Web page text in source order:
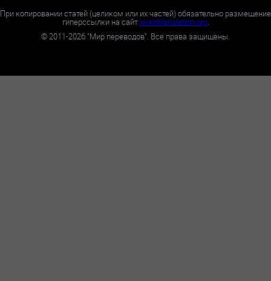
При копировании статей (целиком или их частей) обязательно размещение
гиперссылки на сайтworldtranslation.org.
©2011-2026 "Мир переводов". Все права защищены.